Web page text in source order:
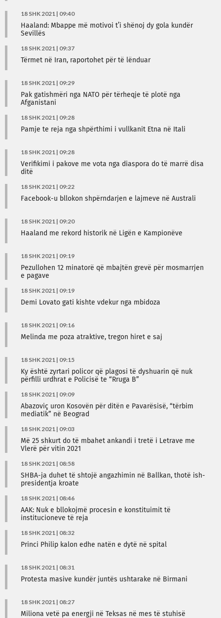
18 SHK 2021 | 09:40
Haaland: Mbappe më motivoi t’i shënoj dy gola kundër
Sevillës
18 SHK 2021 | 09:37
Tërmet në Iran, raportohet për të lënduar
18 SHK 2021 | 09:29
Pak gatishmëri nga NATO për tërheqje të plotë nga
Afganistani
18 SHK 2021 | 09:28
Pamje te reja nga shpërthimi i vullkanit Etna në Itali
18 SHK 2021 | 09:28
Verifikimi i pakove me vota nga diaspora do të marrë disa
ditë
18 SHK 2021 | 09:22
Facebook-u bllokon shpërndarjen e lajmeve në Australi
18 SHK 2021 | 09:20
Haaland me rekord historik në Ligën e Kampionëve
18 SHK 2021 | 09:19
Pezullohen 12 minatorë që mbajtën grevë për mosmarrjen
e pagave
18 SHK 2021 | 09:19
Demi Lovato gati kishte vdekur nga mbidoza
18 SHK 2021 | 09:16
Melinda me poza atraktive, tregon hiret e saj
18 SHK 2021 | 09:15
Ky është zyrtari policor që plagosi të dyshuarin që nuk
përfilli urdhrat e Policisë te “Rruga B”
18 SHK 2021 | 09:09
Abazoviç uron Kosovën për ditën e Pavarësisë, “tërbim
mediatik” në Beograd
18 SHK 2021 | 09:03
Më 25 shkurt do të mbahet ankandi i tretë i Letrave me
Vlerë për vitin 2021
18 SHK 2021 | 08:58
SHBA-ja duhet të shtojë angazhimin në Ballkan, thotë ish-
presidentja kroate
18 SHK 2021 | 08:46
AAK: Nuk e bllokojmë procesin e konstituimit të
institucioneve të reja
18 SHK 2021 | 08:32
Princi Philip kalon edhe natën e dytë në spital
18 SHK 2021 | 08:31
Protesta masive kundër juntës ushtarake në Birmani
18 SHK 2021 | 08:27
Miliona vetë pa energji në Teksas në mes të stuhisë